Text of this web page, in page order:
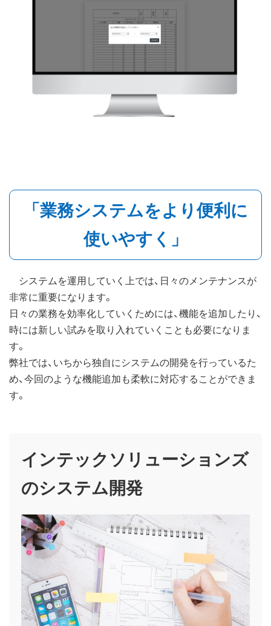
「業務システムをより便利に
使いやすく」
システムを運用していく上では、日々のメンテナンスが
非常に重要になります。
日々の業務を効率化していくためには、機能を追加したり、
時には新しい試みを取り入れていくことも必要になりま
す。
弊社では、いちから独自にシステムの開発を行っているた
め、今回のような機能追加も柔軟に対応することができま
す。
インテックソリューションズ
のシステム開発